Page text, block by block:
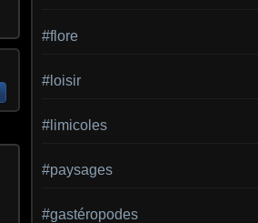
#flore
#loisir
#limicoles
#paysages
#gastéropodes